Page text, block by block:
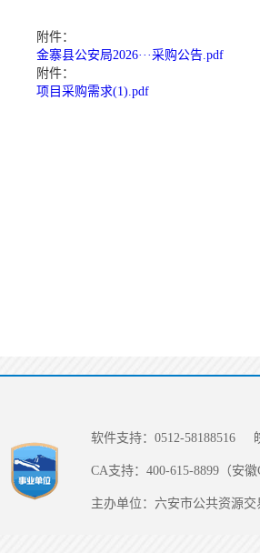
附件：
金寨县公安局2026···采购公告.pdf
附件：
项目采购需求(1).pdf
软件支持：0512-58188516
CA支持：400-615-8899（安
主办单位：六安市公共资源交